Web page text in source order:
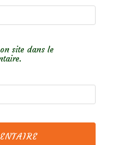
site dans le